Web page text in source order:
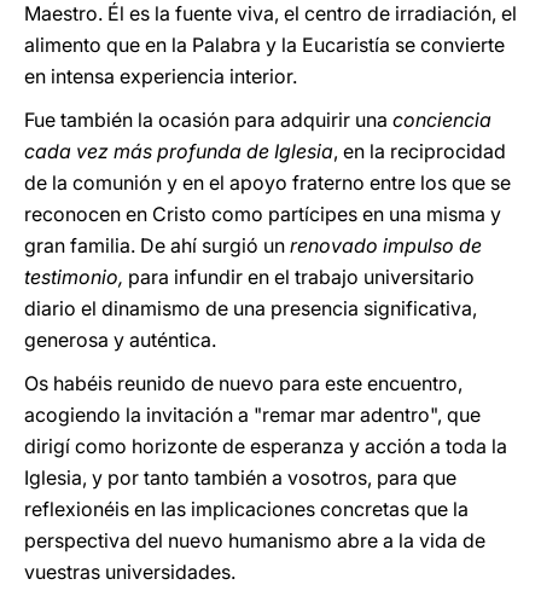
Maestro. Él es la fuente viva, el centro de irradiación, el
alimento que en la Palabra y la Eucaristía se convierte
en intensa experiencia interior.
Fue también la ocasión para adquirir una conciencia
cada vez más profunda de Iglesia, en la reciprocidad
de la comunión y en el apoyo fraterno entre los que se
reconocen en Cristo como partícipes en una misma y
gran familia. De ahí surgió un renovado impulso de
testimonio, para infundir en el trabajo universitario
diario el dinamismo de una presencia significativa,
generosa y auténtica.
Os habéis reunido de nuevo para este encuentro,
acogiendo la invitación a "remar mar adentro", que
dirigí como horizonte de esperanza y acción a toda la
Iglesia, y por tanto también a vosotros, para que
reflexionéis en las implicaciones concretas que la
perspectiva del nuevo humanismo abre a la vida de
vuestras universidades.